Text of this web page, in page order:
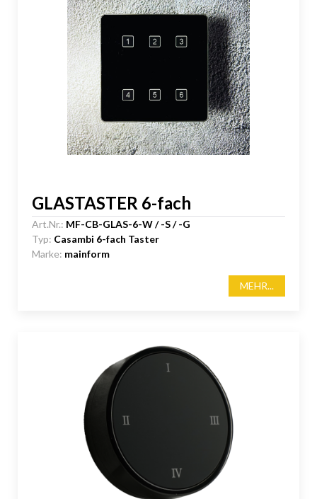
GLASTASTER 6-fach
Art.Nr.: MF-CB-GLAS-6-W / -S / -G
Typ: Casambi 6-fach Taster
Marke: mainform
MEHR...